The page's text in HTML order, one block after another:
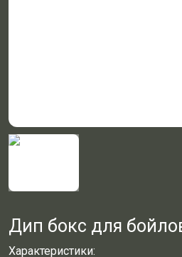
Дип бокс для
Характеристики: